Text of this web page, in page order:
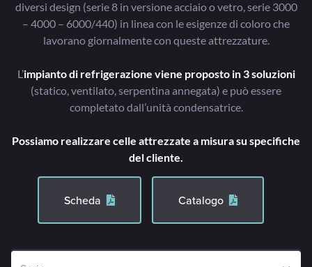
diversi design (serie 8 in versione acciaio o vetro, serie 3000
– 4000 – 6000/440) in linea con le esigenze di coloro che
lavorano giornalmente con queste attrezzature.
L’impianto di refrigerazione viene proposto in 3 soluzioni
(statico, ventilato, serpentina annegata) e può essere
completato dall’unità condensatrice.
Possiamo realizzare celle attrezzate a misura su specifiche
del cliente.
Scheda Catalogo